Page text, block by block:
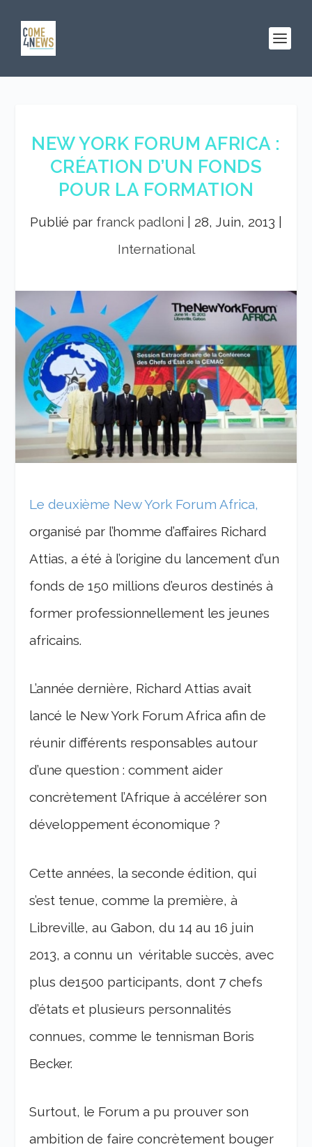
NEW YORK FORUM AFRICA :
CRÉATION D’UN FONDS
POUR LA FORMATION
Publié par franck padloni 28, Juin, 2013
International
Le deuxième New York Forum Africa,
organisé par l’homme d’affaires Richard
Attias, a été à l’origine du lancement d’un
fonds de 150 millions d’euros destinés à
former professionnellement les jeunes
africains.
L’année dernière, Richard Attias avait
lancé le New York Forum Africa afin de
réunir différents responsables autour
d’une question : comment aider
concrètement l’Afrique à accélérer son
développement économique ?
Cette années, la seconde édition, qui
s’est tenue, comme la première, à
Libreville, au Gabon, du 14 au 16 juin
2013, a connu un véritable succès, avec
plus de1500 participants, dont 7 chefs
d’états et plusieurs personnalités
connues, comme le tennisman Boris
Becker.
Surtout, le Forum a pu prouver son
ambition de faire concrètement bouger